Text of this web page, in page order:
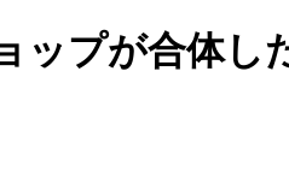
ップが合体し